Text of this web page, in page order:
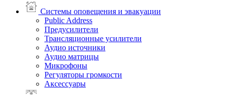
Системы оповещения и эвакуации
Public Address
Предусилители
Трансляционные усилители
Аудио источники
Аудио матрицы
Микрофоны
Регуляторы громкости
Аксессуары